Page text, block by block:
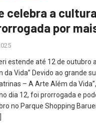
celebra a cultura
por
estende até 12 de outubro
da Vida” Devido ao grande
– A Arte Além da
dia 12, foi prorrogada e
no Parque Shopping